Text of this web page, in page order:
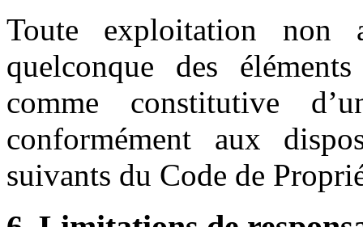
Toute exploitation
quelconque des
comme constitutive
conformément aux
suivants du Code de